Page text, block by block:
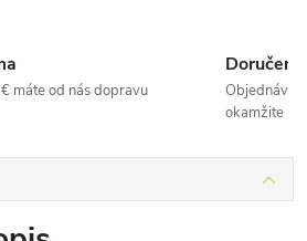
máte od nás dopravu
okamžite